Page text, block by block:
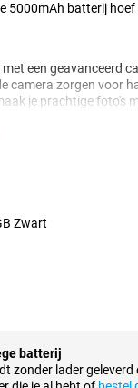
5000mAh batterij
een geavanceerd
camera zorgen voor
je prachtige foto's
de MediaTek
soepele interacties.
voor dit toestel.
van de Xiaomi
voor
Zwart
batterij
zonder lader geleverd